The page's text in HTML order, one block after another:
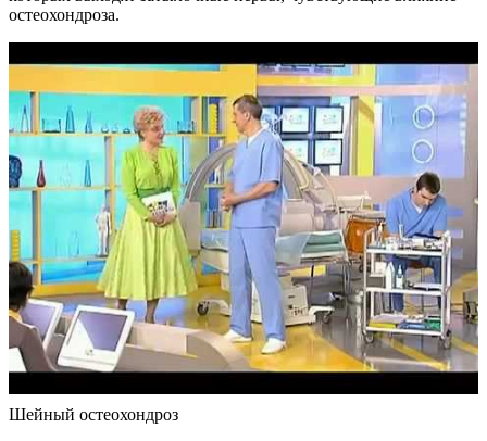
остеохондроза.
Шейный остеохондроз